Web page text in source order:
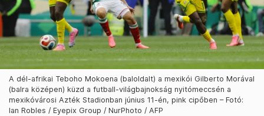
A dél-afrikai Teboho Mokoena (baloldalt) a mexikói Gilberto Morával
(balra középen) küzd a futball-világbajnokság nyitómeccsén a
mexikóvárosi Azték Stadionban június 11-én, pink cipőben – Fotó:
Ian Robles / Eyepix Group / NurPhoto / AFP